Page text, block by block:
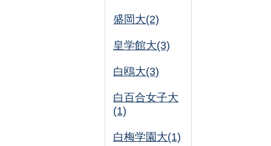
盛岡大(2)
皇学館大(3)
白鴎大(3)
白百合女子大
(1)
白梅学園大(1)